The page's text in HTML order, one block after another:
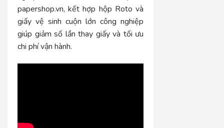
papershop.vn, kết hợp hộp Roto và
giấy vệ sinh cuộn lớn công nghiệp
giúp giảm số lần thay giấy và tối ưu
chi phí vận hành.